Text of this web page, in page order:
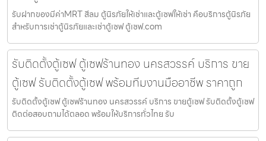
รับฝากของมีค่าMRT สีลม ตู้นิรภัยให้เช่าและตู้เซฟให้เช่า คือบริการตู้นิรภัย
สำหรับการเช่าตู้นิรภัยและเช่าตู้เซฟ ตู้เซฟ.com
รับติดตั้งตู้เซฟ ตู้เซฟร้านทอง นครสวรรค์ บริการ ขาย
ตู้เซฟ รับติดตั้งตู้เซฟ พร้อมทีมงานมืออาชีพ ราคาถูก
รับติดตั้งตู้เซฟ ตู้เซฟร้านทอง นครสวรรค์ บริการ ขายตู้เซฟ รับติดตั้งตู้เซฟ
ติดต่อสอบถามได้ตลอด พร้อมให้บริการทั่วไทย รับ